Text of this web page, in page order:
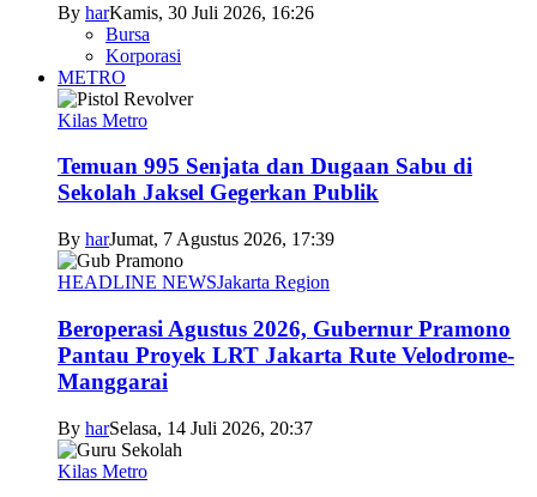
By harKamis, 30 Juli 2026, 16:26
Bursa
Korporasi
METRO
Kilas Metro
Temuan 995 Senjata dan Dugaan Sabu di
Sekolah Jaksel Gegerkan Publik
By harJumat, 7 Agustus 2026, 17:39
HEADLINE NEWSJakarta Region
Beroperasi Agustus 2026, Gubernur Pramono
Pantau Proyek LRT Jakarta Rute Velodrome-
Manggarai
By harSelasa, 14 Juli 2026, 20:37
Kilas Metro